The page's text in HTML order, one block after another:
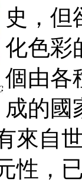
史，但
化色彩
個由各
成的國
來自
性，